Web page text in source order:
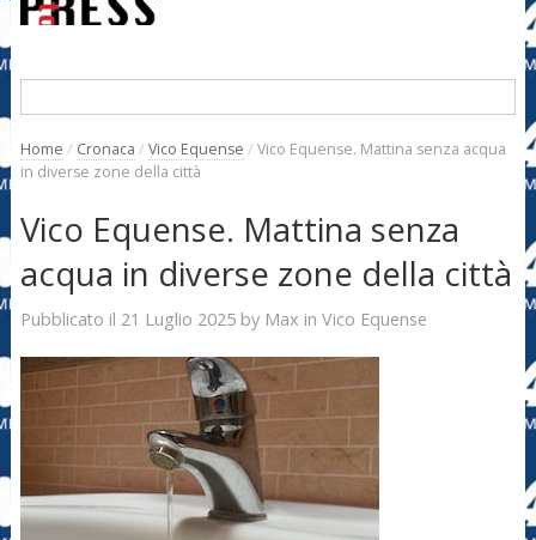
Home / Cronaca / Vico Equense / Vico Equense. Mattina senza acqua
in diverse zone della città
Vico Equense. Mattina senza
acqua in diverse zone della città
Pubblicato il 21 Luglio 2025by Max in Vico Equense